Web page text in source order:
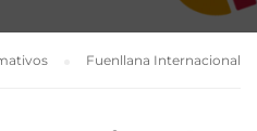
Fuenllana Internacional